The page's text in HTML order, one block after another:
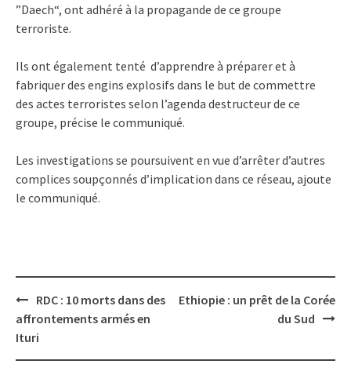
”Daech“, ont adhéré à la propagande de ce groupe
terroriste.
Ils ont également tenté d’apprendre à préparer et à
fabriquer des engins explosifs dans le but de commettre
des actes terroristes selon l’agenda destructeur de ce
groupe, précise le communiqué.
Les investigations se poursuivent en vue d’arrêter d’autres
complices soupçonnés d’implication dans ce réseau, ajoute
le communiqué.
Post
navigation
RDC : 10 morts dans des
affrontements armés en
Ituri
Ethiopie : un prêt de la Corée
du Sud